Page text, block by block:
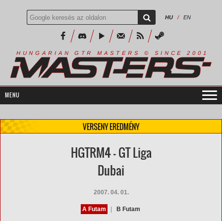
HU / EN
H U N G A R I A N G T R M A S T E R S © S I N C E 2 0 0 1
VERSENY EREDMÉNY
HGTRM4 - GT Liga
Dubai
2007. 04. 01.
A Futam B Futam